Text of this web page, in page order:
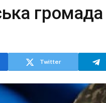
громада
Twitter